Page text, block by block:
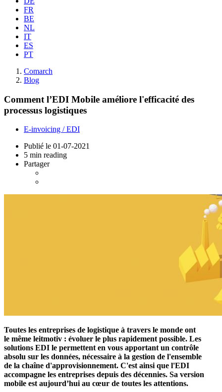
FR
BE
NL
IT
ES
PT
Comarch
Blog
Comment l’EDI Mobile améliore l'efficacité des
processus logistiques
E-invoicing / EDI
Publié le 01-07-2021
5 min reading
Partager
Toutes les entreprises de logistique à travers le monde ont
le même leitmotiv : évoluer le plus rapidement possible. Les
solutions EDI le permettent en vous apportant un contrôle
absolu sur les données, nécessaire à la gestion de l'ensemble
de la chaîne d'approvisionnement. C'est ainsi que l'EDI
accompagne les entreprises depuis des décennies. Sa version
mobile est aujourd’hui au cœur de toutes les attentions.